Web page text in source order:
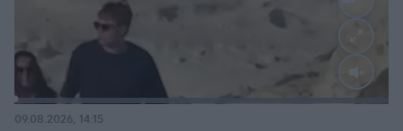
:
09.08.2026, 14:15